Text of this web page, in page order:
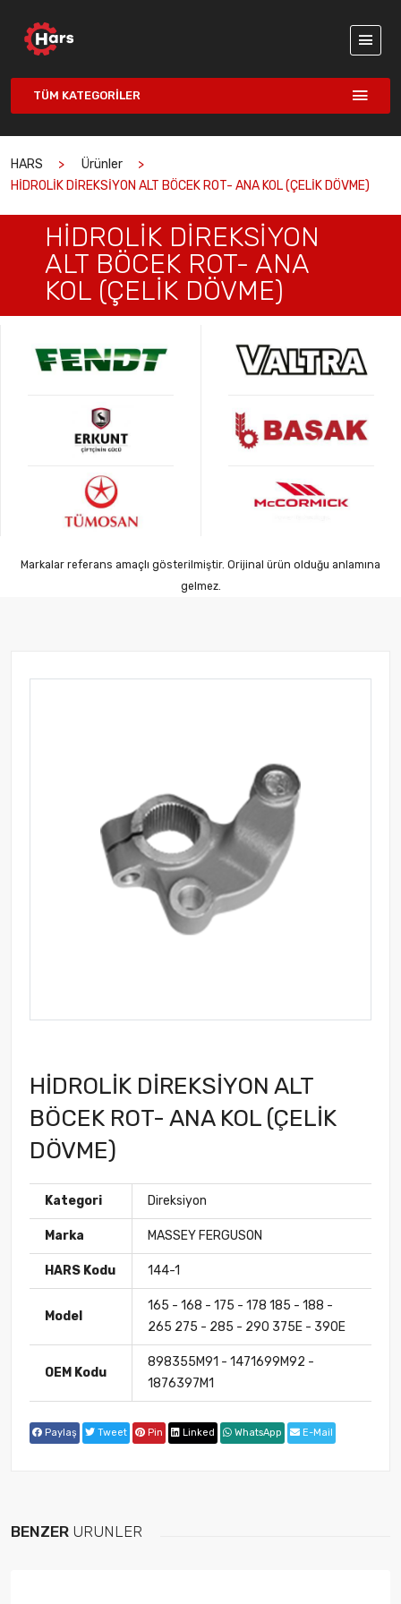
TÜM KATEGORILER
HARS
Ürünler
HİDROLİK DİREKSİYON ALT BÖCEK ROT- ANA KOL (ÇELİK DÖVME)
HİDROLİK DİREKSİYON
ALT BÖCEK ROT- ANA
KOL (ÇELİK DÖVME)
Markalar referans amaçlı gösterilmiştir. Orijinal ürün olduğu anlamına
gelmez.
HİDROLİK DİREKSİYON ALT
BÖCEK ROT- ANA KOL (ÇELİK
DÖVME)
Kategori Direksiyon
Marka MASSEY FERGUSON
HARS Kodu 144-1
Model
165 - 168 - 175 - 178 185 - 188 -
265 275 - 285 - 290 375E - 390E
OEM Kodu
898355M91 - 1471699M92 -
1876397M1
Paylaş Tweet Pin Linked WhatsApp E-Mail
BENZER ÜRÜNLER